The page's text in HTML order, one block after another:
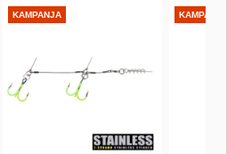
KAMPANJA